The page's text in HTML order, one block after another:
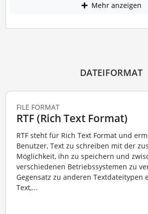
Mehr anzeigen
DATEIFORMAT
FILE FORMAT
RTF (Rich Text Format)
RTF steht für Rich Text Format und
Benutzer, Text zu schreiben mit der
Möglichkeit, ihn zu speichern und
verschiedenen Betriebssystemen zu
Gegensatz zu anderen Textdateitypen
Text,...